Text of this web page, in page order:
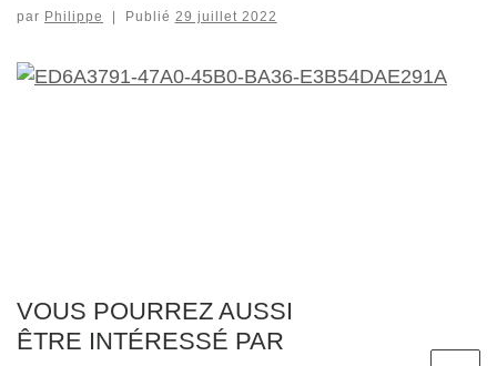
par Philippe Publié 29 juillet 2022
VOUS POURREZ AUSSI
ÊTRE INTÉRESSÉ PAR